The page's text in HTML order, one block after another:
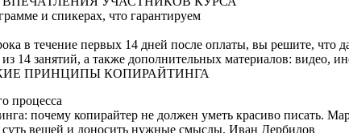
и спикерах, что гарантируем
в течение первых 14 дней после оплаты, вы решите,
14 занятий, а также дополнительных материалов: видео,
ПРИНЦИПЫ КОПИРАЙТИНГА
процесса
почему копирайтер не должен уметь красиво писать.
суть вещей и доносить нужные смыслы. Иван Дербилов